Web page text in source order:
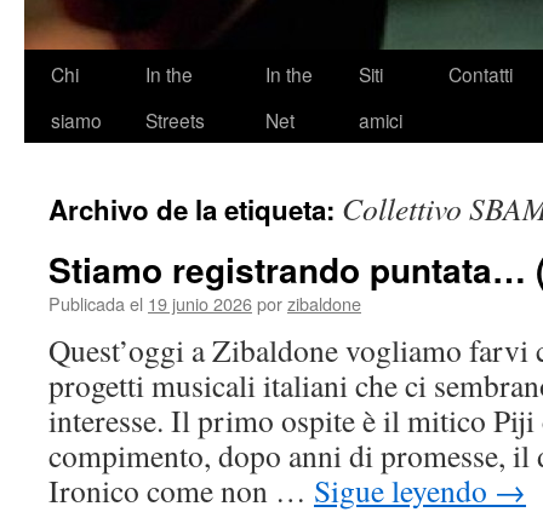
Saltar
Chi
siamo
In the
Streets
In the
Net
Siti
amici
Contatti
Archivo de la etiqueta: Collettivo
Stiamo registrando puntata…
Publicada el 19 junio 2026porzibaldone
Quest’oggi a Zibaldone vogliamo farvi
progetti musicali italiani che ci
interesse. Il primo ospite è il mitico Piji
compimento, dopo anni di promesse, il
Ironico come non … Sigue leyendo →